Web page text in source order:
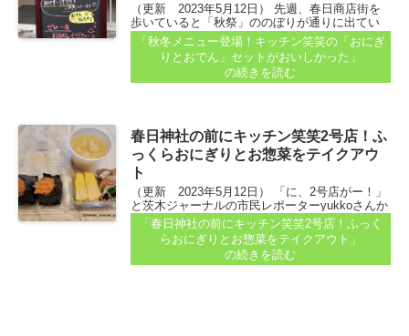
（更新 2023年5月12日） 先週、春日商店街を
歩いていると「秋祭」ののぼりが通りに出てい
ました。北へ続く道「判官道」を歩いていく
と、 倍賀春日神社に到着。 境内には国重要文化
財の「石燈籠」もある神社です...
「秋冬メニュー登場！キッチン笑笑の「おにぎ
りとおでん」セットがおいしかった」
の続きを読む
春日神社の前にキッチン笑笑2号店！ふ
っくらおにぎりとお惣菜をテイクアウ
ト
（更新 2023年5月12日） 「に、2号店がー！」
と茨木ジャーナルの市民レポーターyukkoさんか
らレポが届きました。 茨木市上郡のアル・プラ
ザ近くにある、キッチン笑笑さんの2号店がオー
プンしていたそうです...
「春日神社の前にキッチン笑笑2号店！ふっく
らおにぎりとお惣菜をテイクアウト」
の続きを読む